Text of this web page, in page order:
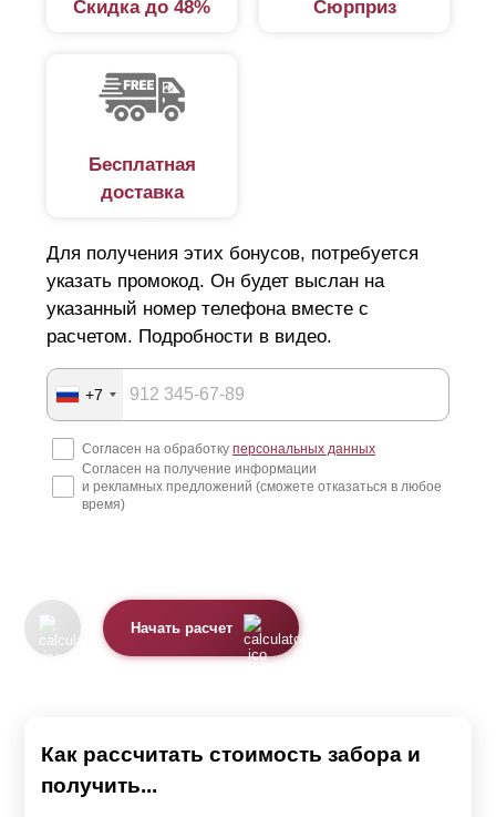
Скидка до 48% Сюрприз
Бесплатная
доставка
Для получения этих бонусов, потребуется
указать промокод. Он будет выслан на
указанный номер телефона вместе с
расчетом. Подробности в видео.
+7
Согласен на обработку персональных данных
Согласен на получение информации
и рекламных предложений (сможете отказаться в любое
время)
Начать расчет
Как рассчитать стоимость забора и
получить...